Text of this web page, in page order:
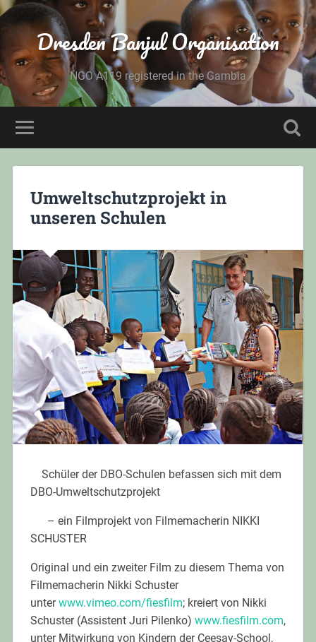
Dresden Banjul Organisation
NGO A119 registered in the Gambia
Umweltschutzprojekt in
unseren Schulen
Schüler der DBO-Schulen befassen sich mit dem
DBO-Umweltschutzprojekt
– ein Filmprojekt von Filmemacherin NIKKI
SCHUSTER
Original und ein zweiter Film zu diesem Thema von
Filmemacherin Nikki Schuster
unterwww.vimeo.com/fiesfilm; kreiert von Nikki
Schuster (Assistent Juri Pilenko) www.fiesfilm.com,
unter Mitwirkung von Kindern der Ceesay-School,